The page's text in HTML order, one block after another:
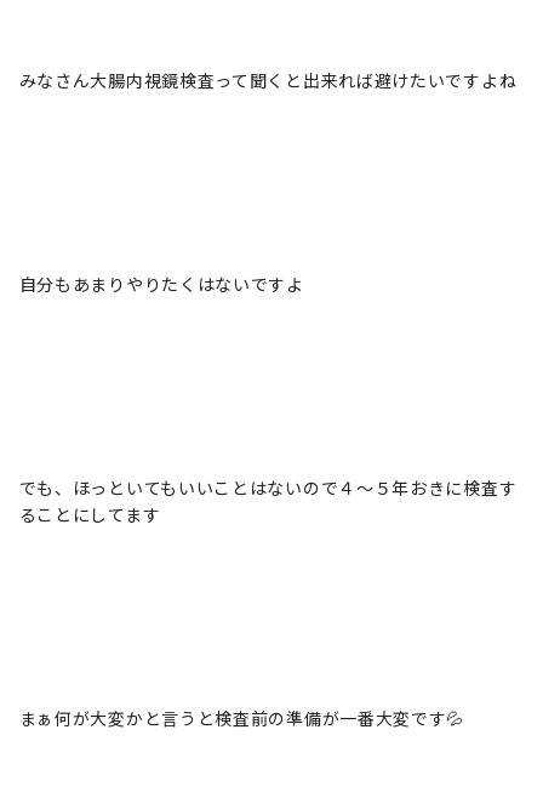
みなさん大腸内視鏡検査って聞くと出来れば避けたいですよね
自分もあまりやりたくはないですよ
でも、ほっといてもいいことはないので４～５年おきに検査す
ることにしてます
まぁ何が大変かと言うと検査前の準備が一番大変です💦